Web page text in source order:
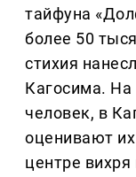
тайфуна
более 50
стихия
Кагосима. На
человек, в
оценивают
центре